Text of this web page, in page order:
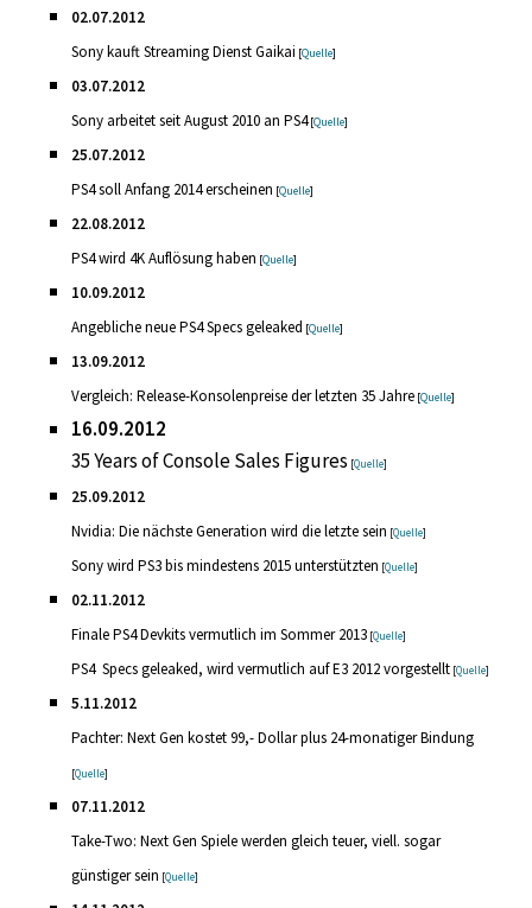
02.07.2012
Sony kauft Streaming Dienst Gaikai [Quelle]
03.07.2012
Sony arbeitet seit August 2010 an PS4[Quelle]
25.07.2012
PS4 soll Anfang 2014 erscheinen [Quelle]
22.08.2012
PS4 wird 4K Auflösung haben [Quelle]
10.09.2012
Angebliche neue PS4 Specs geleaked [Quelle]
13.09.2012
Vergleich: Release-Konsolenpreise der letzten 35 Jahre [Quelle]
16.09.2012
35 Years of Console Sales Figures [Quelle]
25.09.2012
Nvidia: Die nächste Generation wird die letzte sein [Quelle]
Sony wird PS3 bis mindestens 2015 unterstützten [Quelle]
02.11.2012
Finale PS4 Devkits vermutlich im Sommer 2013 [Quelle]
PS4 Specs geleaked, wird vermutlich auf E3 2012 vorgestellt [Quelle]
5.11.2012
Pachter: Next Gen kostet 99,- Dollar plus 24-monatiger Bindung
[Quelle]
07.11.2012
Take-Two: Next Gen Spiele werden gleich teuer, viell. sogar
günstiger sein [Quelle]